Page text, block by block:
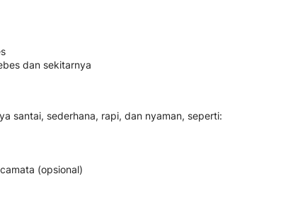
dan sekitarnya
santai, sederhana, rapi, dan nyaman, seperti:
(opsional)